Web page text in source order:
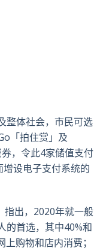
整体社会，市民可选
「拍住赏」及
，令此4家储值支付
设电子支付系统的
指出，2020年就一般
的首选，其中40%和
购物和店内消费；